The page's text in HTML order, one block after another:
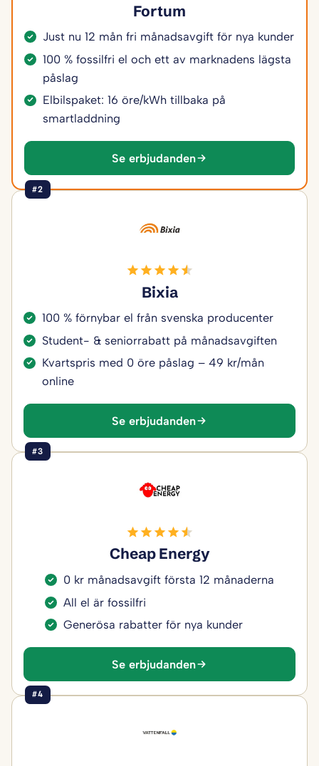
Fortum
Just nu 12 mån fri månadsavgift för nya kunder
100 % fossilfri el och ett av marknadens lägsta
påslag
Elbilspaket: 16 öre/kWh tillbaka på
smartladdning
Se erbjudanden
#2
Bixia
100 % förnybar el från svenska producenter
Student- & seniorrabatt på månadsavgiften
Kvartspris med 0 öre påslag – 49 kr/mån
online
Se erbjudanden
#3
Cheap Energy
0 kr månadsavgift första 12 månaderna
All el är fossilfri
Generösa rabatter för nya kunder
Se erbjudanden
#4